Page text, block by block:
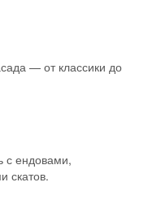
— от классики до
с ендовами,
скатов.